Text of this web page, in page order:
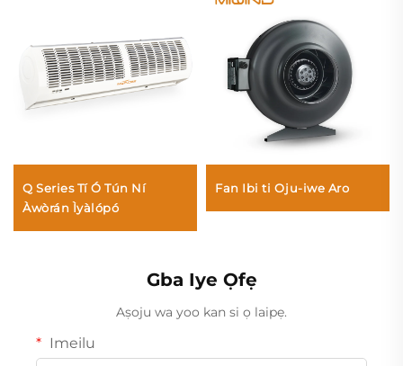
Q Series Tí Ó Tún Ní
Àwòrán Ìyàlópó
Fan Ibi ti Oju-iwe Aro
Gba Iye Ọfẹ
Aṣoju wa yoo kan si ọ laipẹ.
Imeilu